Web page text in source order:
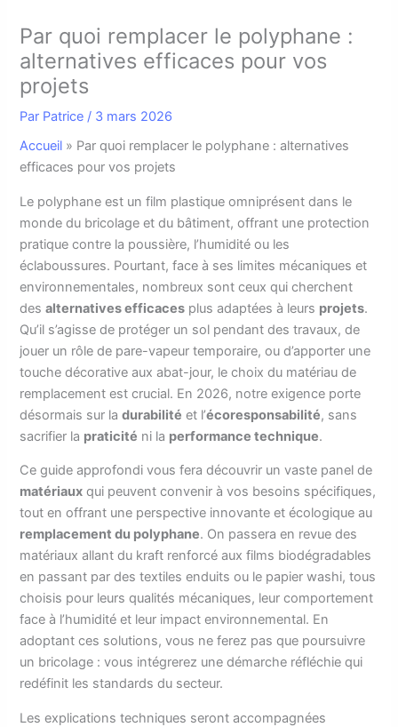
Par quoi remplacer le polyphane :
alternatives efficaces pour vos
projets
Par Patrice / 3 mars 2026
Accueil » Par quoi remplacer le polyphane : alternatives
efficaces pour vos projets
Le polyphane est un film plastique omniprésent dans le
monde du bricolage et du bâtiment, offrant une protection
pratique contre la poussière, l’humidité ou les
éclaboussures. Pourtant, face à ses limites mécaniques et
environnementales, nombreux sont ceux qui cherchent
desalternatives efficaces plus adaptées à leurs projets.
Qu’il s’agisse de protéger un sol pendant des travaux, de
jouer un rôle de pare-vapeur temporaire, ou d’apporter une
touche décorative aux abat-jour, le choix du matériau de
remplacement est crucial. En 2026, notre exigence porte
désormais sur ladurabilité et l’écoresponsabilité, sans
sacrifier la praticité ni la performance technique.
Ce guide approfondi vous fera découvrir un vaste panel de
matériaux qui peuvent convenir à vos besoins spécifiques,
tout en offrant une perspective innovante et écologique au
remplacement du polyphane. On passera en revue des
matériaux allant du kraft renforcé aux films biodégradables
en passant par des textiles enduits ou le papier washi, tous
choisis pour leurs qualités mécaniques, leur comportement
face à l’humidité et leur impact environnemental. En
adoptant ces solutions, vous ne ferez pas que poursuivre
un bricolage : vous intégrerez une démarche réfléchie qui
redéfinit les standards du secteur.
Les explications techniques seront accompagnées